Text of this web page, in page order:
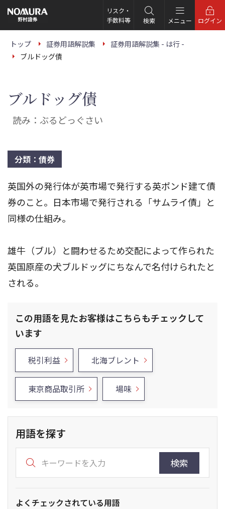
の
ー
リスク・
手数料等
検索 メニュー ログイン
トップ 証券用語解説集
証券用語解説集 - は行 -
ブルドッグ債
ブルドッグ債
読み：ぶるどっぐさい
分類：債券
英国外の発行体が英市場で発行する英ポンド建て債
券のこと。日本市場で発行される「サムライ債」と
同様の仕組み。
雄牛（ブル）と闘わせるため交配によって作られた
英国原産の犬ブルドッグにちなんで名付けられたと
される。
この用語を見たお客様はこちらもチェックして
います
税引利益 北海ブレント
東京商品取引所 場味
用語を探す
検索
よくチェックされている用語